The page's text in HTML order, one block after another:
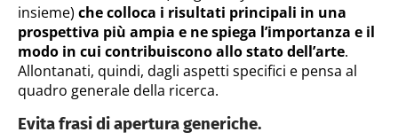
insieme) che colloca i risultati principali in una
prospettiva più ampia e ne spiega l’importanza e il
modo in cui contribuiscono allo stato dell’arte.
Allontanati, quindi, dagli aspetti specifici e pensa al
quadro generale della ricerca.
Evita frasi di apertura generiche.